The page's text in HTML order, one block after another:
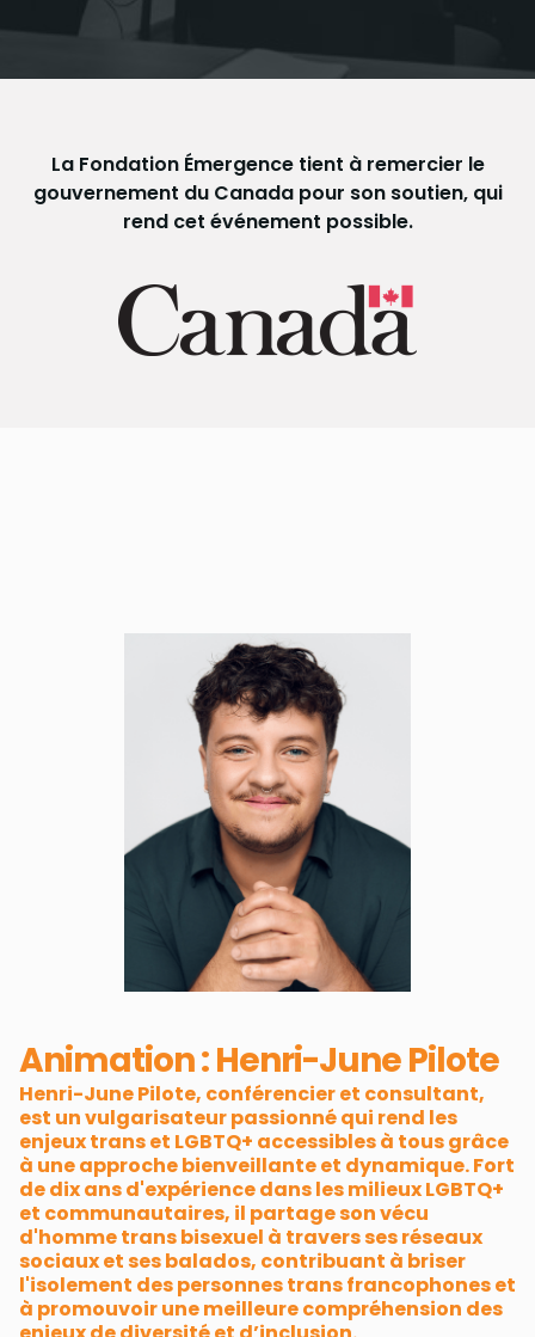
La Fondation Émergence tient à remercier le
gouvernement du Canada pour son soutien, qui
rend cet événement possible.
Animation : Henri-June Pilote
Henri-June Pilote, conférencier et consultant,
est un vulgarisateur passionné qui rend les
enjeux trans et LGBTQ+ accessibles à tous grâce
à une approche bienveillante et dynamique. Fort
de dix ans d'expérience dans les milieux LGBTQ+
et communautaires, il partage son vécu
d'homme trans bisexuel à travers ses réseaux
sociaux et ses balados, contribuant à briser
l'isolement des personnes trans francophones et
à promouvoir une meilleure compréhension des